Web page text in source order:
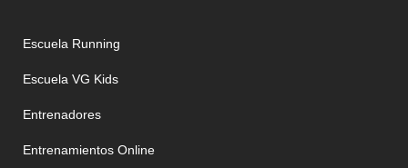
Escuela Running
Escuela VG Kids
Entrenadores
Entrenamientos Online